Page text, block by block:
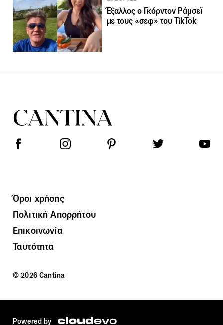
Έξαλλος ο Γκόρντον Ράμσεϊ
με τους «σεφ» του TikTok
Όροι χρήσης
Πολιτική Απορρήτου
Επικοινωνία
Ταυτότητα
© 2026 Cantina
Powered by